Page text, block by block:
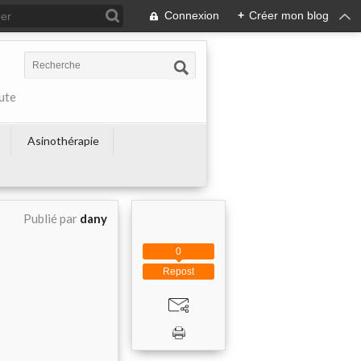
Connexion + Créer mon blog
Asinothérapie
Publié par dany
Repost
0